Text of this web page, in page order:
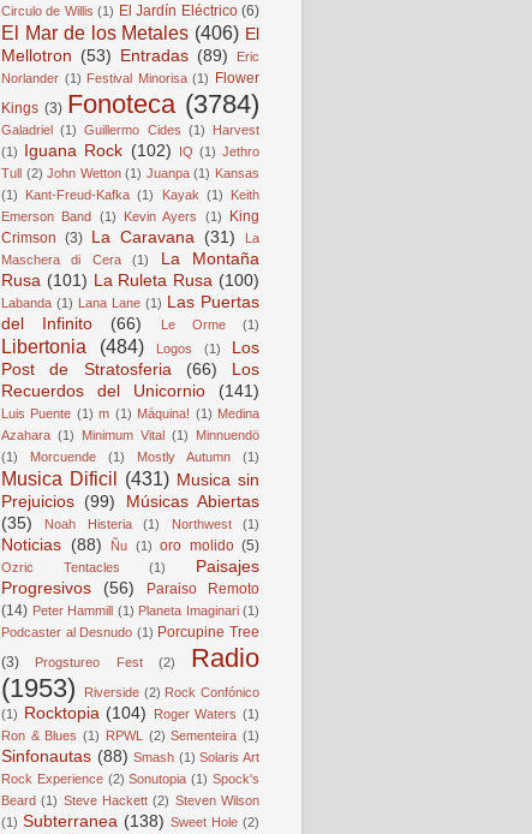
Circulo de Willis (1) El Jardín Eléctrico (6)
El Mar de los Metales (406) El
Mellotron (53) Entradas (89)
Eric
Norlander (1) Festival Minorisa (1) Flower
Kings (3) Fonoteca (3784)
Galadriel (1) Guillermo Cides (1)
Harvest
(1) Iguana Rock (102) IQ (1) Jethro
Tull (2) John Wetton (1) Juanpa (1) Kansas
(1)
Kant-Freud-Kafka (1) Kayak (1)
Keith
Emerson Band (1) Kevin Ayers (1)
King
Crimson (3) La Caravana (31)
La
Maschera di Cera
(1)
La Montaña
Rusa (101) La Ruleta Rusa (100)
Labanda (1) Lana Lane (1) Las Puertas
del Infinito
(66) Le Orme (1)
Libertonia (484) Logos (1)
Los
Post de Stratosferia
(66)
Los
Recuerdos del Unicornio
(141)
Luis Puente (1) m (1) Máquina! (1) Medina
Azahara (1) Minimum Vital (1)
Minnuendö
(1)
Morcuende (1) Mostly Autumn (1)
Musica Dificil (431) Musica sin
Prejuicios (99)
Músicas Abiertas
(35)
Noah Histeria (1) Northwest (1)
Noticias (88) Ñu (1) oro molido (5)
Ozric Tentacles (1)
Paisajes
Progresivos
(56)
Paraiso Remoto
(14) Peter Hammill (1) Planeta Imaginari (1)
Podcaster al Desnudo (1) Porcupine Tree
(3)
Progstureo Fest (2)
Radio
(1953)
Riverside (2) Rock Confónico
(1) Rocktopia (104) Roger Waters (1)
Ron & Blues (1) RPWL (2) Sementeira (1)
Sinfonautas (88) Smash (1) Solaris Art
Rock Experience (2) Sonutopia (1) Spock's
Beard (1) Steve Hackett (2) Steven Wilson
(1) Subterranea (138) Sweet Hole (2)